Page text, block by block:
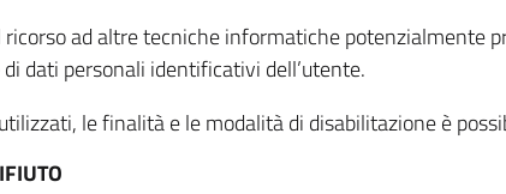
ad altre tecniche informatiche potenzialmente
dati personali identificativi dell’utente.
le finalità e le modalità di disabilitazione è